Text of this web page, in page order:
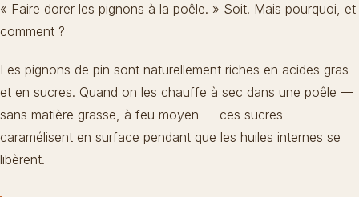
« Faire dorer les pignons à la poêle. » Soit. Mais pourquoi, et
comment ?
Les pignons de pin sont naturellement riches en acides gras
et en sucres. Quand on les chauffe à sec dans une poêle —
sans matière grasse, à feu moyen — ces sucres
caramélisent en surface pendant que les huiles internes se
libèrent.